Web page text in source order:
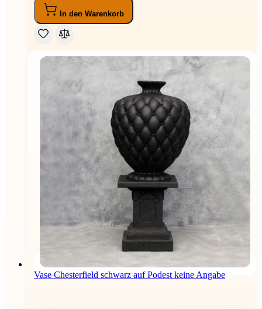
In den Warenkorb
Vase Chesterfield schwarz auf Podest keine Angabe